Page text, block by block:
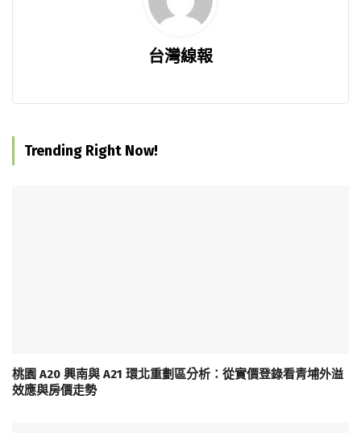
台灣線報
Trending Right Now!
桃園 A20 興南與 A21 環北重劃區分析：從實價登錄看青埔外溢
效應與房價走勢